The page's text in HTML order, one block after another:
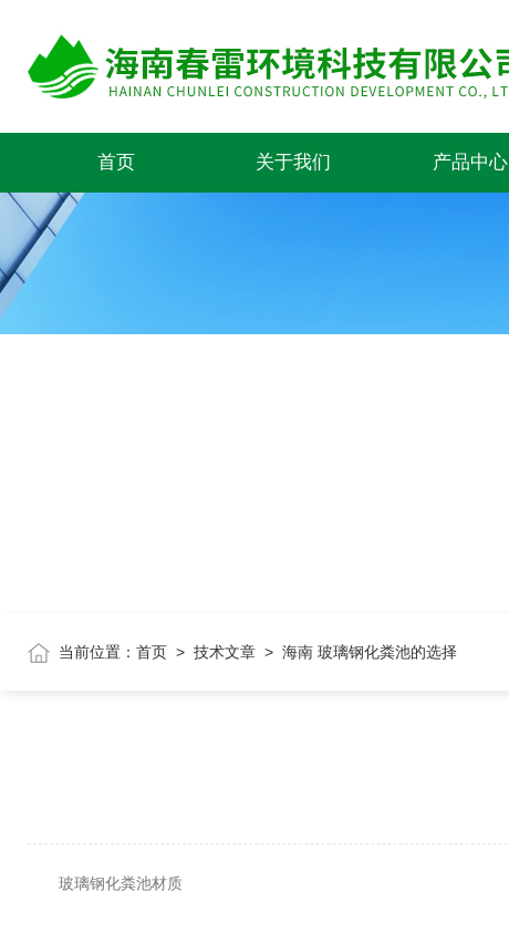
首页 关于我们 产品中心
当前位置： 首页 > 技术文章 > 海南 玻璃钢化粪池的选择
玻璃钢化粪池材质